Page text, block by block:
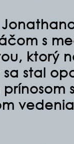
s
ktorý
stal